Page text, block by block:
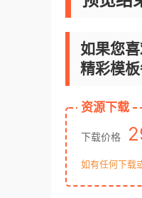
如果您
精彩模
资源下载
下载价格
如有任何下载